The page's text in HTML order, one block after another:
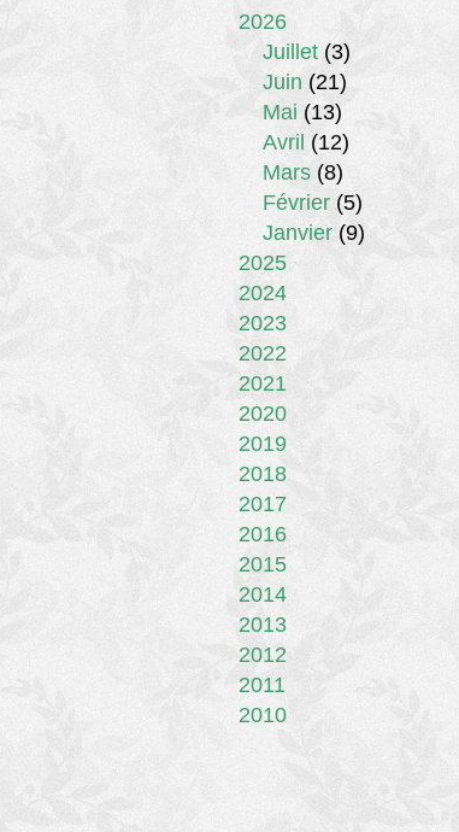
2026
Juillet (3)
Juin (21)
Mai (13)
Avril (12)
Mars (8)
Février (5)
Janvier (9)
2025
2024
2023
2022
2021
2020
2019
2018
2017
2016
2015
2014
2013
2012
2011
2010